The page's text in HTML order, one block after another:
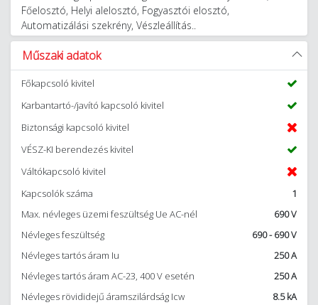
Főelosztó, Helyi alelosztó, Fogyasztói elosztó,
Automatizálási szekrény, Vészleállítás..
Műszaki adatok
Főkapcsoló kivitel
Karbantartó-/javító kapcsoló kivitel
Biztonsági kapcsoló kivitel
VÉSZ-KI berendezés kivitel
Váltókapcsoló kivitel
Kapcsolók száma
1
Max. névleges üzemi feszültség Ue AC-nél
690 V
Névleges feszültség
690 - 690 V
Névleges tartós áram Iu
250 A
Névleges tartós áram AC-23, 400 V esetén
250 A
Névleges rövididejű áramszilárdság Icw
8.5 kA